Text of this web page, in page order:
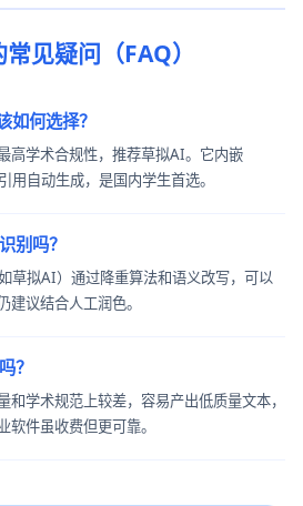
见疑问（FAQ）
如何选择？
高学术合规性，推荐草拟AI。它内嵌
自动生成，是国内学生首选。
别吗？
草拟AI）通过降重算法和语义改写，可以
建议结合人工润色。
？
和学术规范上较差，容易产出低质量文本，
软件虽收费但更可靠。